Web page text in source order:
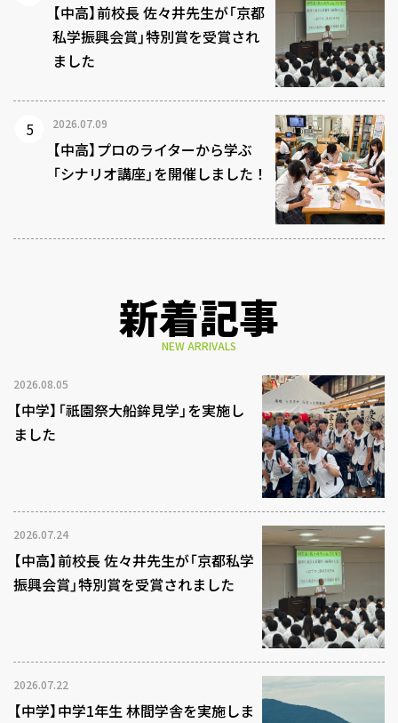
【中高】前校長 佐々井先生が「京都
私学振興会賞」特別賞を受賞され
ました
2026.07.09
【中高】プロのライターから学ぶ
「シナリオ講座」を開催しました！
新着記事
NEW ARRIVALS
2026.08.05
【中学】「祇園祭大船鉾見学」を実施し
ました
2026.07.24
【中高】前校長 佐々井先生が「京都私学
振興会賞」特別賞を受賞されました
2026.07.22
【中学】中学1年生 林間学舎を実施しま